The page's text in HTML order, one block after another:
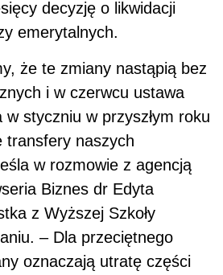
decyzję o likwidacji
emerytalnych.
że te zmiany nastąpią bez
i w czerwcu ustawa
styczniu w przyszłym roku
transfery naszych
w rozmowie z agencją
Biznes dr Edyta
z Wyższej Szkoły
– Dla przeciętnego
oznaczają utratę części